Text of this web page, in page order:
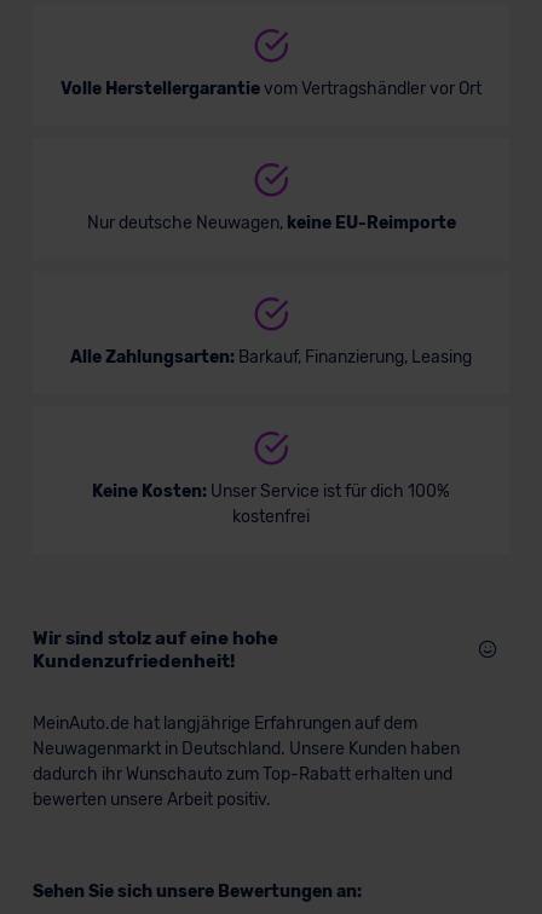
Volle Herstellergarantievom Vertragshändler vor Ort
Nur deutsche Neuwagen, keine EU-Reimporte
Alle Zahlungsarten: Barkauf, Finanzierung, Leasing
Keine Kosten: Unser Service ist für dich 100%
kostenfrei
Wir sind stolz auf eine hohe
Kundenzufriedenheit!
MeinAuto.de hat langjährige Erfahrungen auf dem
Neuwagenmarkt in Deutschland. Unsere Kunden haben
dadurch ihr Wunschauto zum Top-Rabatt erhalten und
bewerten unsere Arbeit positiv.
Sehen Sie sich unsere Bewertungen an: